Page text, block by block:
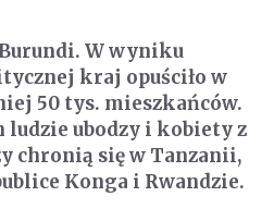
Burundi. W wyniku
kraj opuściło w
50 tys. mieszkańców.
ubodzy i kobiety z
chronią się w Tanzanii,
Konga i Rwandzie.